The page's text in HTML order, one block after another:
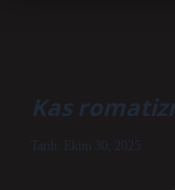
Kas
Tarih: Ekim 30, 2025